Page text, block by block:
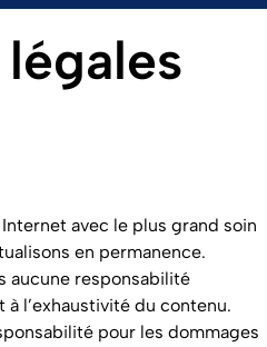
avec le plus grand soin
en permanence.
aucune responsabilité
l’exhaustivité du contenu.
pour les dommages